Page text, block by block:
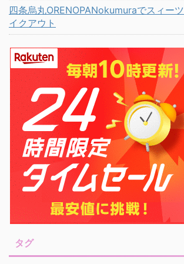
四条烏丸ORENOPANokumuraでスィー
イクアウト
タグ